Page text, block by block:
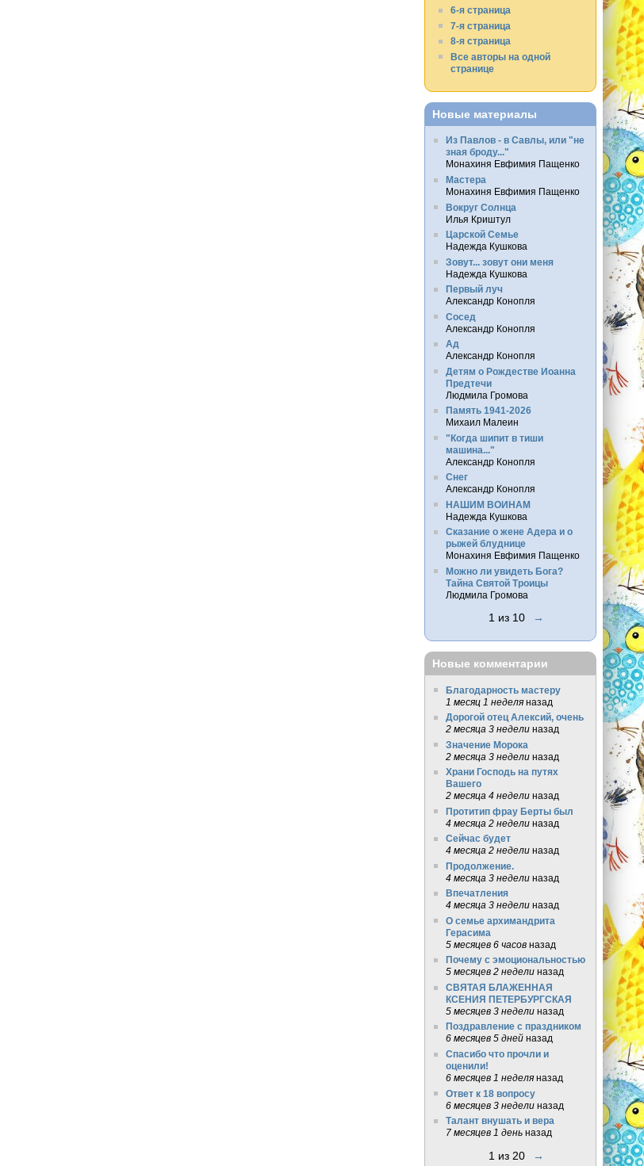
6-я страница
7-я страница
8-я страница
Все авторы на одной
странице
Новые материалы
Из Павлов - в Савлы, или "не
зная броду..."
Монахиня Евфимия Пащенко
Мастера
Монахиня Евфимия Пащенко
Вокруг Солнца
Илья Криштул
Царской Семье
Надежда Кушкова
Зовут... зовут они меня
Надежда Кушкова
Первый луч
Александр Конопля
Сосед
Александр Конопля
Ад
Александр Конопля
Детям о Рождестве Иоанна
Предтечи
Людмила Громова
Память 1941-2026
Михаил Малеин
"Когда шипит в тиши
машина..."
Александр Конопля
Снег
Александр Конопля
НАШИМ ВОИНАМ
Надежда Кушкова
Сказание о жене Адера и о
рыжей блуднице
Монахиня Евфимия Пащенко
Можно ли увидеть Бога?
Тайна Святой Троицы
Людмила Громова
1 из 10 →
Новые комментарии
Благодарность мастеру
1 месяц 1 неделяназад
Дорогой отец Алексий, очень
2 месяца 3 неделиназад
Значение Морока
2 месяца 3 неделиназад
Храни Господь на путях
Вашего
2 месяца 4 неделиназад
Протитип фрау Берты был
4 месяца 2 неделиназад
Сейчас будет
4 месяца 2 неделиназад
Продолжение.
4 месяца 3 неделиназад
Впечатления
4 месяца 3 неделиназад
О семье архимандрита
Герасима
5 месяцев 6 часовназад
Почему с эмоциональностью
5 месяцев 2 неделиназад
СВЯТАЯ БЛАЖЕННАЯ
КСЕНИЯ ПЕТЕРБУРГСКАЯ
5 месяцев 3 неделиназад
Поздравление с праздником
6 месяцев 5 днейназад
Спасибо что прочли и
оценили!
6 месяцев 1 неделяназад
Ответ к 18 вопросу
6 месяцев 3 неделиназад
Талант внушать и вера
7 месяцев 1 деньназад
1 из 20 →